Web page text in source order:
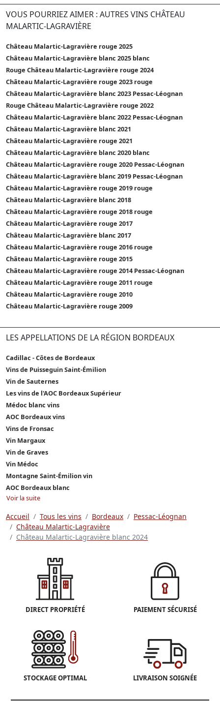
VOUS POURRIEZ AIMER : AUTRES VINS CHÂTEAU
MALARTIC-LAGRAVIÈRE
Château Malartic-Lagravière rouge 2025
Château Malartic-Lagravière blanc 2025 blanc
Rouge Château Malartic-Lagravière rouge 2024
Château Malartic-Lagravière rouge 2023 rouge
Château Malartic-Lagravière blanc 2023 Pessac-Léognan
Rouge Château Malartic-Lagravière rouge 2022
Château Malartic-Lagravière blanc 2022 Pessac-Léognan
Château Malartic-Lagravière blanc 2021
Château Malartic-Lagravière rouge 2021
Château Malartic-Lagravière blanc 2020 blanc
Château Malartic-Lagravière rouge 2020 Pessac-Léognan
Château Malartic-Lagravière blanc 2019 Pessac-Léognan
Château Malartic-Lagravière rouge 2019 rouge
Château Malartic-Lagravière blanc 2018
Château Malartic-Lagravière rouge 2018 rouge
Château Malartic-Lagravière rouge 2017
Château Malartic-Lagravière blanc 2017
Château Malartic-Lagravière rouge 2016 rouge
Château Malartic-Lagravière rouge 2015
Château Malartic-Lagravière rouge 2014 Pessac-Léognan
Château Malartic-Lagravière rouge 2011 rouge
Château Malartic-Lagravière rouge 2010
Château Malartic-Lagravière rouge 2009
LES APPELLATIONS DE LA RÉGION BORDEAUX
Cadillac - Côtes de Bordeaux
Vins de Puisseguin Saint-Émilion
Vin de Sauternes
Les vins de l'AOC Bordeaux Supérieur
Médoc blanc vins
AOC Bordeaux vins
Vins de Fronsac
Vin Margaux
Vin de Graves
Vin Médoc
Montagne Saint-Émilion vin
AOC Bordeaux blanc
Voir la suite
Accueil Tous les vins Bordeaux
Pessac-Léognan
Château Malartic-Lagravière
Château Malartic-Lagravière blanc 2024
DIRECT PROPRIÉTÉ PAIEMENT SÉCURISÉ
STOCKAGE OPTIMAL LIVRAISON SOIGNÉE